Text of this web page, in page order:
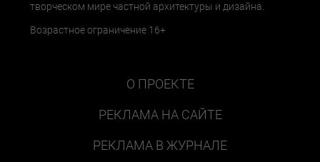
творческом мире частной архитектуры и дизайна.
Возрастное ограничение 16+
О ПРОЕКТЕ
РЕКЛАМА НА САЙТЕ
РЕКЛАМА В ЖУРНАЛЕ